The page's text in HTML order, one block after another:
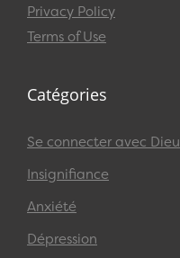
Privacy Policy
Terms of Use
Catégories
Se connecter avec Dieu
Insignifiance
Anxiété
Dépression